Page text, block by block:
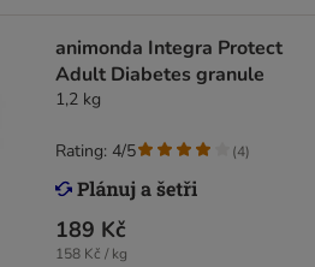
animonda Integra Protect
Adult Diabetes granule
1,2 kg
189 Kč
158 Kč / kg
Rating: 4/5 (4)